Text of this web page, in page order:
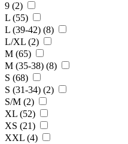
9 (2)
L (55)
L (39-42) (8)
L/XL (2)
M (65)
M (35-38) (8)
S (68)
S (31-34) (2)
S/M (2)
XL (52)
XS (21)
XXL (4)